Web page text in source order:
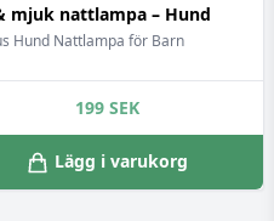
mjuk nattlampa – Hund
Hund Nattlampa för Barn
199 SEK
Lägg i varukorg